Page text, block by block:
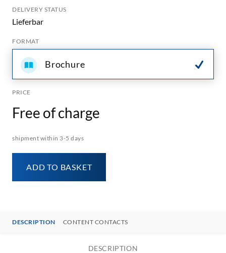
DELIVERY STATUS
Lieferbar
FORMAT
Brochure
PRICE
Free of charge
shipment within 3-5 days
ADD TO BASKET
DESCRIPTION CONTENT CONTACTS
DESCRIPTION